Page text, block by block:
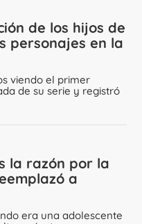
de los hijos de
personajes en la
viendo el primer
de su serie y registró
la razón por la
a
era una adolescente